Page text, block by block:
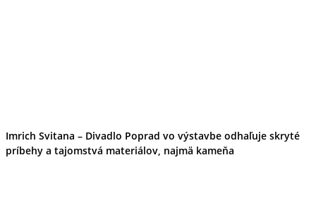
Imrich Svitana – Divadlo Poprad vo výstavbe odhaľuje skryté
príbehy a tajomstvá materiálov, najmä kameňa